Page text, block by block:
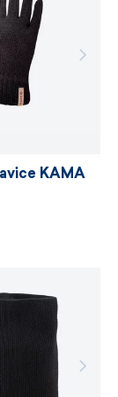
zdrojů
KAMA